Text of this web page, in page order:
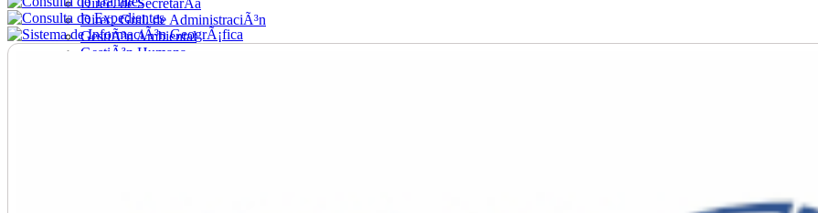
Direc. de SecretarÃ­a
Direc. Gral. de AdministraciÃ³n
GestiÃ³n Ambiental
GestiÃ³n Humana